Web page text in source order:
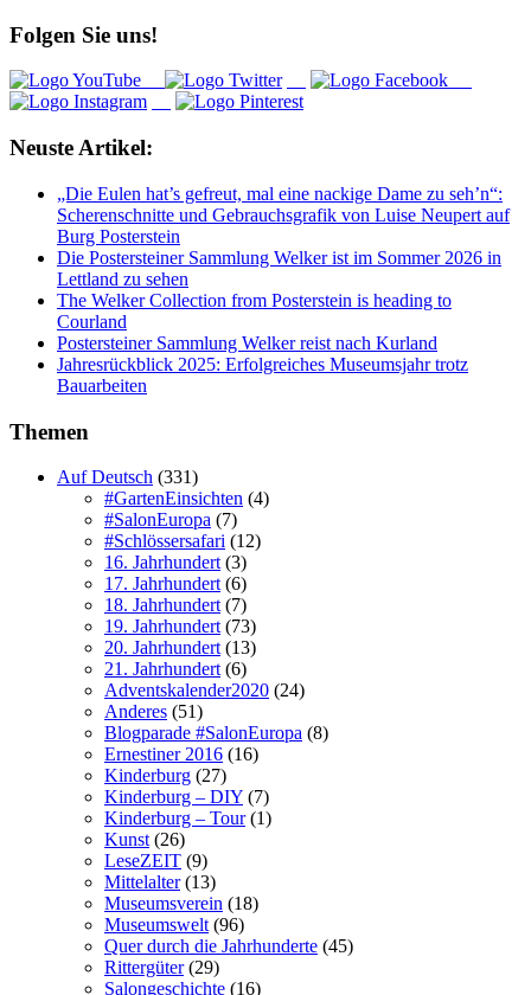
Folgen Sie uns!
Neuste Artikel:
„Die Eulen hat’s gefreut, mal eine nackige Dame zu seh’n“:
Scherenschnitte und Gebrauchsgrafik von Luise Neupert auf
Burg Posterstein
Die Postersteiner Sammlung Welker ist im Sommer 2026 in
Lettland zu sehen
The Welker Collection from Posterstein is heading to
Courland
Postersteiner Sammlung Welker reist nach Kurland
Jahresrückblick 2025: Erfolgreiches Museumsjahr trotz
Bauarbeiten
Themen
Auf Deutsch (331)
#GartenEinsichten (4)
#SalonEuropa (7)
#Schlössersafari (12)
16. Jahrhundert (3)
17. Jahrhundert (6)
18. Jahrhundert (7)
19. Jahrhundert (73)
20. Jahrhundert (13)
21. Jahrhundert (6)
Adventskalender2020 (24)
Anderes (51)
Blogparade #SalonEuropa (8)
Ernestiner 2016 (16)
Kinderburg (27)
Kinderburg – DIY (7)
Kinderburg – Tour(1)
Kunst (26)
LeseZEIT (9)
Mittelalter(13)
Museumsverein (18)
Museumswelt (96)
Quer durch die Jahrhunderte (45)
Rittergüter(29)
Salongeschichte (16)